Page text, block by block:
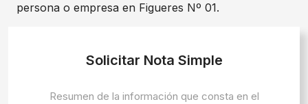
persona o empresa en Figueres Nº 01.
Solicitar Nota Simple
Resumen de la información que consta en el